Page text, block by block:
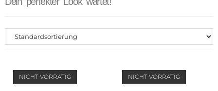
NICHT VORRÄTIG NICHT VORRÄTIG